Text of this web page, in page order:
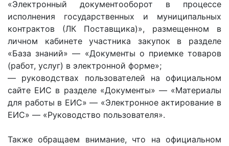
«Электронный документооборот в процессе
исполнения государственных и муниципальных
контрактов (ЛК Поставщика)», размещенном в
личном кабинете участника закупок в разделе
«База знаний» — «Документы о приемке товаров
(работ, услуг) в электронной форме»;
— руководствах пользователей на официальном
сайте ЕИС в разделе «Документы» — «Материалы
для работы в ЕИС» — «Электронное актирование в
ЕИС» — «Руководство пользователя».
Также обращаем внимание, что на официальном